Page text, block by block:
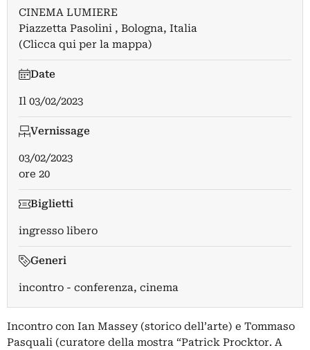
CINEMA LUMIERE
Piazzetta Pasolini , Bologna, Italia
(Clicca qui per la mappa)
Date
Il 03/02/2023
Vernissage
03/02/2023
ore 20
Biglietti
ingresso libero
Generi
incontro - conferenza, cinema
Incontro con Ian Massey (storico dell’arte) e Tommaso
Pasquali (curatore della mostra “Patrick Procktor. A